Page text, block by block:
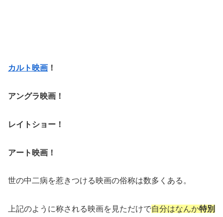
カルト映画 ！
アングラ映画！
レイトショー！
アート映画！
世の中二病を惹きつける映画の俗称は数多くある。
上記のように称される映画を見ただけで自分はなんか特別